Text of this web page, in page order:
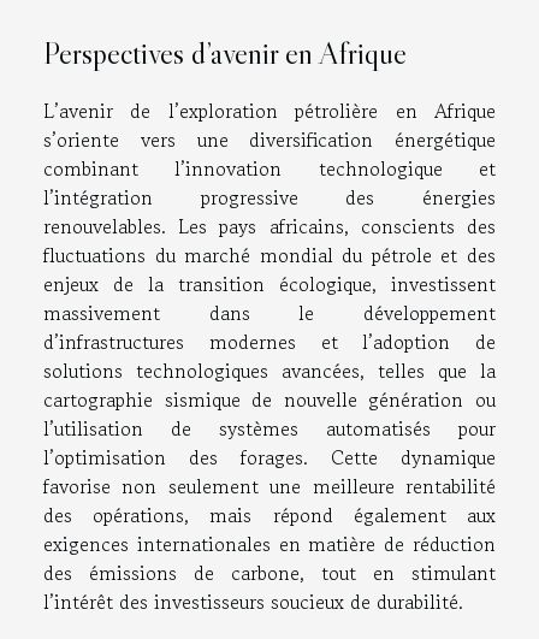
Perspectives d’avenir en Afrique
L’avenir de l’exploration pétrolière en Afrique
s’oriente vers une diversification énergétique
combinant l’innovation technologique et
l’intégration progressive des énergies
renouvelables. Les pays africains, conscients des
fluctuations du marché mondial du pétrole et des
enjeux de la transition écologique, investissent
massivement dans le développement
d’infrastructures modernes et l’adoption de
solutions technologiques avancées, telles que la
cartographie sismique de nouvelle génération ou
l’utilisation de systèmes automatisés pour
l’optimisation des forages. Cette dynamique
favorise non seulement une meilleure rentabilité
des opérations, mais répond également aux
exigences internationales en matière de réduction
des émissions de carbone, tout en stimulant
l’intérêt des investisseurs soucieux de durabilité.